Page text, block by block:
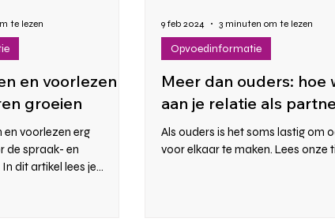
en voorlezen
groeien
voorlezen erg
de spraak- en
dit artikel lees je
te lezen
Meer dan ouders: hoe
aan je relatie als
Als ouders is het soms lastig om
voor elkaar te maken. Lees onze
Opvoedinformatie
9 feb 2024 3 minuten om te lezen